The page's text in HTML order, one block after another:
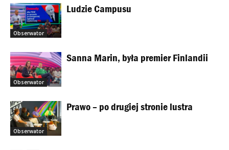
Obserwator
Ludzie Campusu
Obserwator
Sanna Marin, była premier Finlandii
Obserwator
Prawo – po drugiej stronie lustra